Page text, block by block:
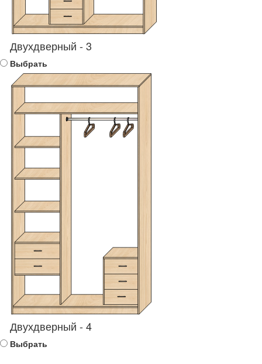
Двухдверный - 3
Выбрать
Двухдверный - 4
Выбрать